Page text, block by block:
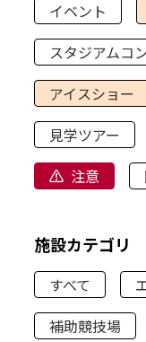
イベント
スタジアムコ
アイスショー
見学ツアー
注意
施設カテゴリ
すべて
補助競技場